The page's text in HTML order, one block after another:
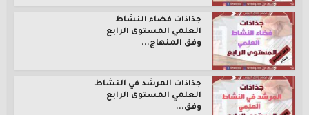
جذاذات فضاء النشاط
العلمي المستوى الرابع
وفق المنهاج...
جذاذات المرشد في النشاط
العلمي المستوى الرابع
وفق...